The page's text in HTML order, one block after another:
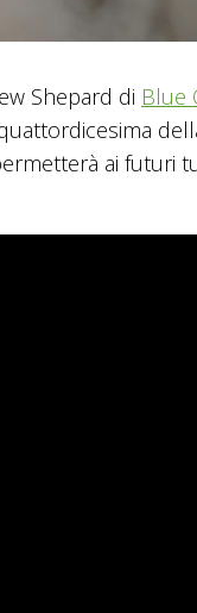
Shepard di Blue
ai futuri